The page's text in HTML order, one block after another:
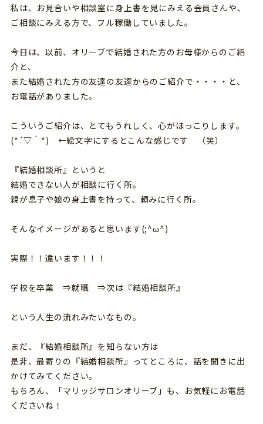
私は、お見合いや相談室に身上書を見にみえる会員さんや、
ご相談にみえる方で、フル稼働していました。
今日は、以前、オリーブで結婚された方のお母様からのご紹
介と、
また結婚された方の友達の友達からのご紹介で・・・・と、
お電話がありました。
こういうご紹介は、とてもうれしく、心がほっこりします。
(*´▽｀*) ←絵文字にするとこんな感じです （笑）
『結婚相談所』というと
結婚できない人が相談に行く所。
親が息子や娘の身上書を持って、頼みに行く所。
そんなイメージがあると思います(;^ω^)
実際！！違います！！！
学校を卒業 ⇒就職 ⇒次は『結婚相談所』
という人生の流れみたいなもの。
まだ、『結婚相談所』を知らない方は
是非、最寄りの『結婚相談所』ってところに、話を聞きに出
かけてみてください。
もちろん、「マリッジサロンオリーブ」も、お気軽にお電話
くださいね！